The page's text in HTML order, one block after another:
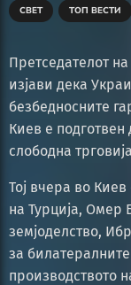
СВЕТ ТОП ВЕСТИ
Претседателот
изјави дека
безбедносните
Киев е
слободна
Тој вчера во
на Турција, Омер
земјоделство,
за
производството